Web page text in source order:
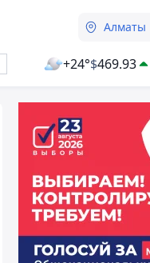
Алматы
+24°$469.93